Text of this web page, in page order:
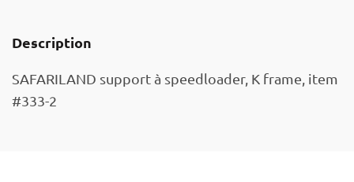
Description
SAFARILAND support à speedloader, K frame, item
#333-2